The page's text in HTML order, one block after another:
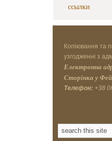
ссылки
Копіювання та
узгодженні з
Електронна
Сторінка у
Телефон: +38